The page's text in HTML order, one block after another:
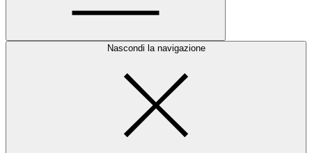
Nascondi la navigazione